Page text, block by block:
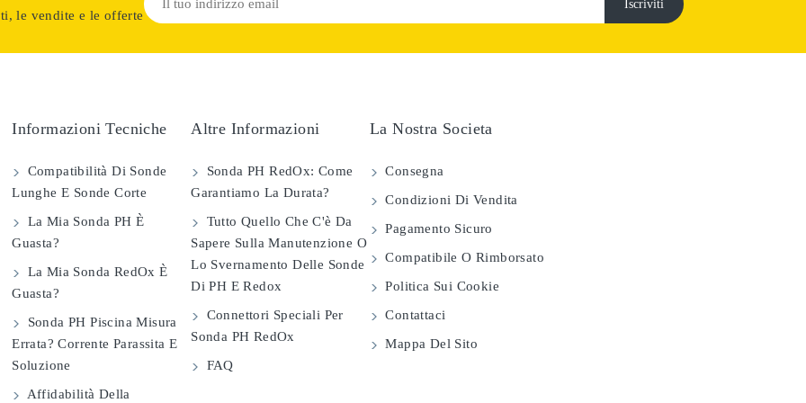
le vendite e le offerte
Informazioni Tecniche
Compatibilità Di Sonde
Lunghe E Sonde Corte
La Mia Sonda PH È
Guasta?
La Mia Sonda RedOx È
Guasta?
Sonda PH Piscina Misura
Errata? Corrente Parassita E
Soluzione
Affidabilità Della
Altre Informazioni
Sonda PH RedOx: Come
Garantiamo La Durata?
Tutto Quello Che C'è Da
Sapere Sulla Manutenzione O
Lo Svernamento Delle Sonde
Di PH E Redox
Connettori Speciali Per
Sonda PH RedOx
FAQ
La Nostra Societa
Consegna
Condizioni Di Vendita
Pagamento Sicuro
Compatibile O Rimborsato
Politica Sui Cookie
Contattaci
Mappa Del Sito